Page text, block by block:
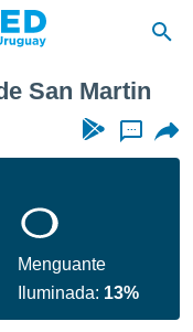
San Martin
...
Menguante
Iluminada: 13%